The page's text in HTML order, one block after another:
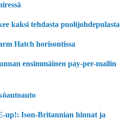
kaksi tehdasta puolijohdepulasta
Hatch horisontissa
ensimmäinen pay-per-mailin
up!: Ison-Britannian hinnat ja